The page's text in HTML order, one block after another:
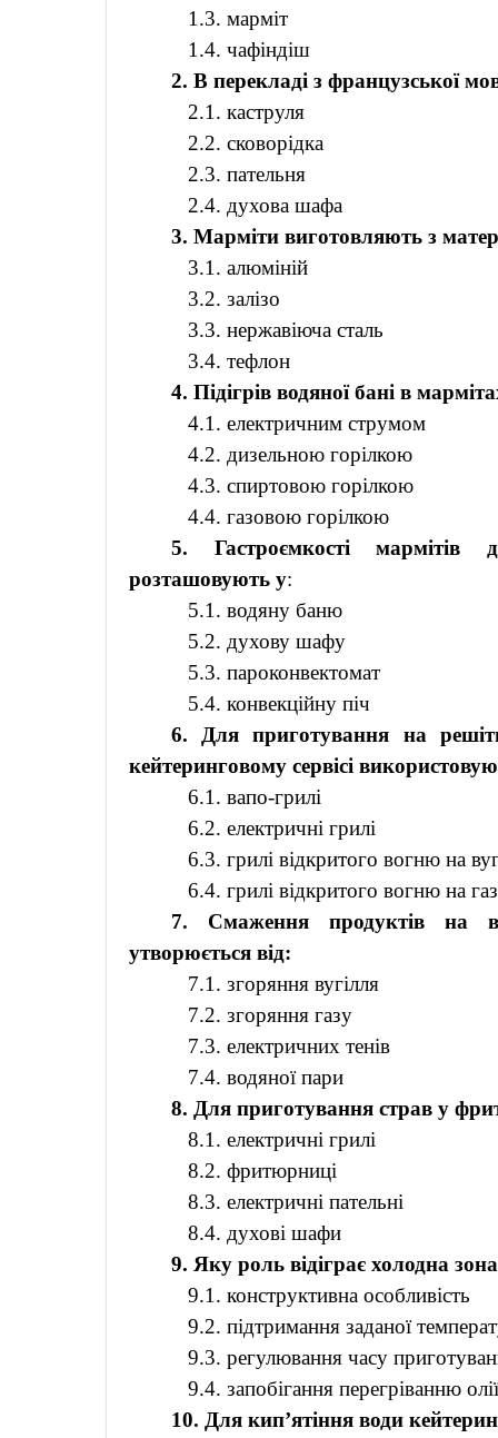
1.3.марміт
1.4.чафіндіш
2. В перекладі зфранцузської
2.1. каструля
2.2. сковорідка
2.3. пательня
2.4. духова шафа
3.Марміти виготовляють з
3.1. алюміній
3.2. залізо
3.3. нержавіюча сталь
3.4. тефлон
4. Підігрів водяної бані в
4.1. електричним струмом
4.2. дизельною горілкою
4.3. спиртовою горілкою
4.4. газовою горілкою
5. Гастроємкості мармітів
розташовують у:
5.1. водяну баню
5.2. духову шафу
5.3.пароконвектомат
5.4. конвекційну піч
6. Для приготування на
кейтеринговому сервісі
6.1.вапо-грилі
6.2. електричні грилі
6.3. грилі відкритого вогню на
6.4. грилі відкритого вогню на
7. Смаження продуктів на
утворюється від:
7.1. згоряння вугілля
7.2. згоряння газу
7.3. електричнихтенів
7.4. водяної пари
8. Для приготування страв у
8.1. електричні грилі
8.2. фритюрниці
8.3. електричні пательні
8.4. духові шафи
9. Яку роль відіграє холодна
9.1. конструктивна особливість
9.2. підтримання заданої
9.3. регулювання часу
9.4. запобігання перегріванню
10. Для кип’ятіння води